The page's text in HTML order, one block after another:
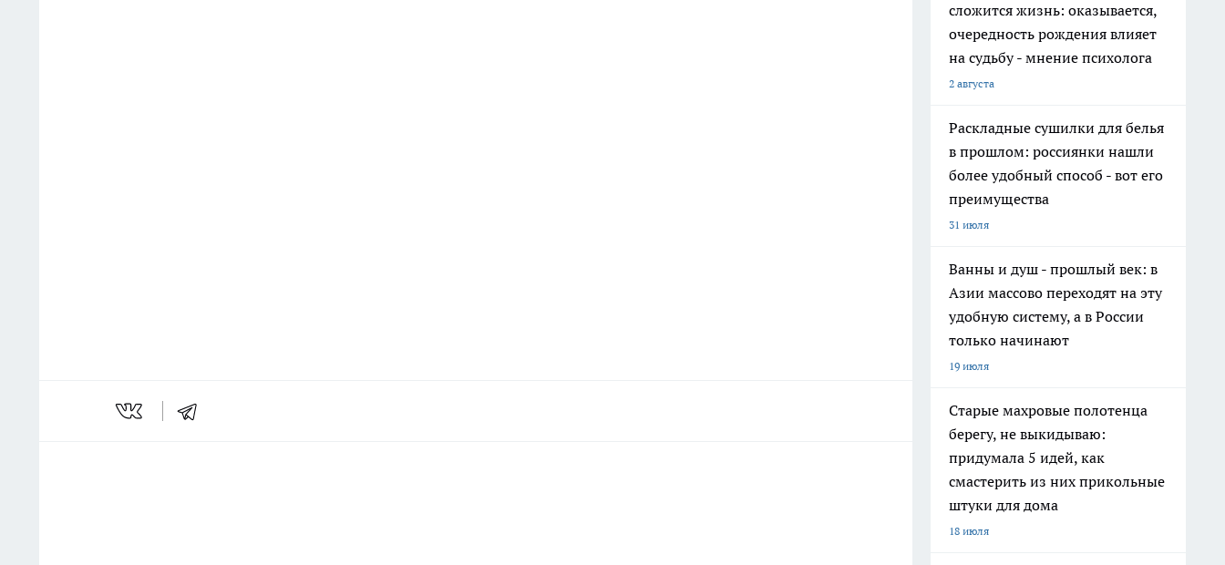
сложится жизнь: оказывается,
очередность рождения влияет
на судьбу - мнение психолога
2 августа
Раскладные сушилки для белья
в прошлом: россиянки нашли
более удобный способ - вот его
преимущества
31 июля
Ванны и душ - прошлый век: в
Азии массово переходят на эту
удобную систему, а в России
только начинают
19 июля
Старые махровые полотенца
берегу, не выкидываю:
придумала 5 идей, как
смастерить из них прикольные
штуки для дома
18 июля